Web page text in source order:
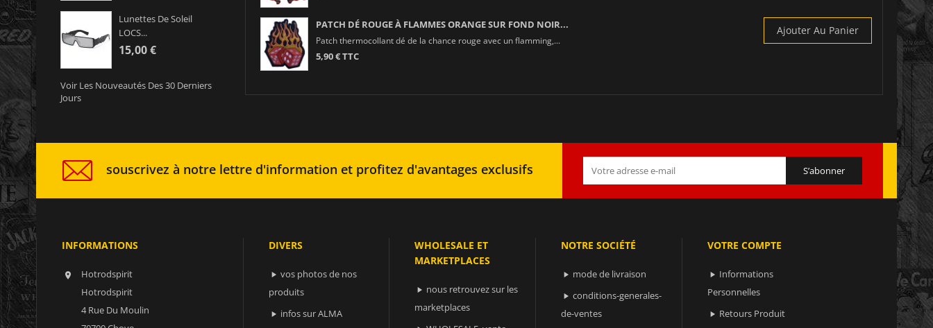
Lunettes De Soleil
LOCS...
15,00 €
Voir Les Nouveautés Des 30 Derniers
Jours
PATCH DÉ ROUGE À FLAMMES ORANGE SUR FOND NOIR...
Patch thermocollant dé de la chance rouge avec un flamming,...
5,90 € TTC
Ajouter Au Panier
souscrivez à notre lettre d'information et profitez d'avantages exclusifs
INFORMATIONS

Hotrodspirit
Hotrodspirit
4 Rue Du Moulin
DIVERS
 vos photos de nos
produits
 infos sur ALMA
WHOLESALE ET
MARKETPLACES
 nous retrouvez sur les
marketplaces
NOTRE SOCIÉTÉ
 mode de livraison
 conditions-generales-
de-ventes
VOTRE COMPTE
 Informations
Personnelles
 Retours Produit